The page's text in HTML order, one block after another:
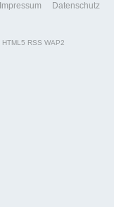
Impressum Datenschutz
HTML5 RSS WAP2